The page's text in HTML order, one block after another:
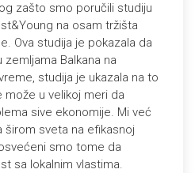
zašto smo poručili studiju
na osam tržišta
Ova studija je pokazala da
Balkana na
studija je ukazala na to
u velikoj meri da
sive ekonomije. Mi već
širom sveta na efikasnoj
smo tome da
sa lokalnim vlastima.